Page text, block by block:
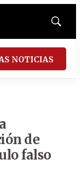
Mostrar
NOTICIAS
de
falso